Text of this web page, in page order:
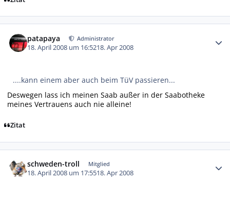
patapaya Administrator
18. April 2008 um 16:5218. Apr 2008
....kann einem aber auch beim TüV passieren...
Deswegen lass ich meinen Saab außer in der Saabotheke
meines Vertrauens auch nie alleine!
Zitat
schweden-troll Mitglied
18. April 2008 um 17:5518. Apr 2008